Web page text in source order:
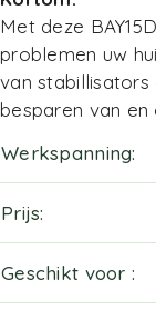
Met deze
problemen uw
van
besparen van en
Werkspanning
Prijs
Geschikt voor